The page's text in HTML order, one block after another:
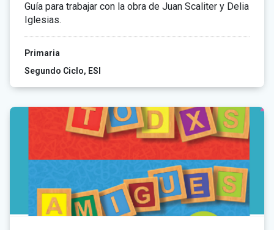
Guía para trabajar con la obra de Juan Scaliter y Delia
Iglesias.
Primaria
Segundo Ciclo
ESI